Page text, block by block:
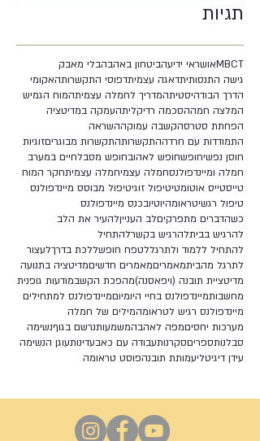
תגיות
MBCTאושראי ידיעהביטחון באהבהבלי מאבק
גישה התנסותיתדאגה עצמיתדפוסי התקשרותהאקומי
הדרך הבודהיסטיתהמדריך לחמלה עצמיתהמוח הגמיש
המלצה חמההסכמה רדיקליתהעמקה במדיטציה
הפחתת סטרסהקשבה עמוקההשראה
התמודדות עם חרדההתקשרותהתקשרות מבוגריםזוגיות
חוסן נפשיחופשחופש לאהובחופש מסבלחיים במערב
חמלה ומיינדפולנסחמלה עצמיחמלה עצמיתחקר המוח
טייסטייס אוטומטיטיפול זוגיטיפול מבוסס מיינדפולנס
טיפול רגשיטראומהיוטיובכנס מיינדפולנס
כשהדברים מתפרקיםלב הענייןלהעיר את הלב
להרגיש בביתלהרגיש בקשרלהתחיל
להתחיל ללמוד ולתרגללטפח חופשללכת בדרךלעצור
לתרגל מהביתמאמריםמאמרים חדשיםמדיטציה בתנועה
מדיטציית תובנה (ויפאסנה)מהפכת הקשבמודעות גופנית
מחשבותמיינדפולנס בחיי היומיוםמיינדפולנס למתחילים
מיינדפולנס רגיש לטראומהמילים של חמלה
מערכות יחסיםמפה לאהבהמשמעותנרשם בגוףנשימה
סבלנותספריםסקרנותעבודה עם כאבעדינותעוגן הנשימה
עידן דיגיטליעמותת תובנהפוסט טראומה